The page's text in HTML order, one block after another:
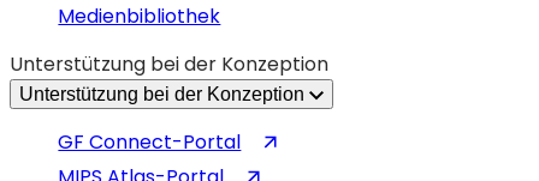
Medienbibliothek
Unterstützung bei der Konzeption
Unterstützung bei der Konzeption
GF Connect-Portal